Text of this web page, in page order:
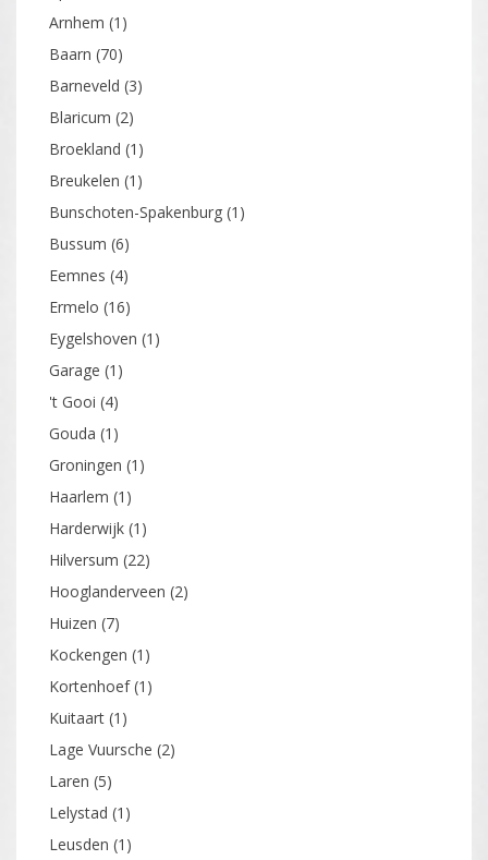
Arnhem (1)
Baarn (70)
Barneveld (3)
Blaricum (2)
Broekland (1)
Breukelen (1)
Bunschoten-Spakenburg (1)
Bussum (6)
Eemnes (4)
Ermelo (16)
Eygelshoven (1)
Garage (1)
't Gooi (4)
Gouda (1)
Groningen (1)
Haarlem (1)
Harderwijk (1)
Hilversum (22)
Hooglanderveen (2)
Huizen (7)
Kockengen (1)
Kortenhoef(1)
Kuitaart (1)
Lage Vuursche (2)
Laren (5)
Lelystad (1)
Leusden (1)